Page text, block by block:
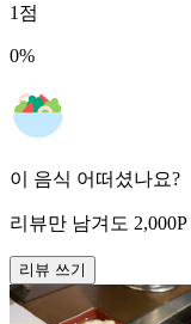
1 점
0%
이 음식 어떠셨나요?
리뷰만 남겨도 2,000P
리뷰 쓰기